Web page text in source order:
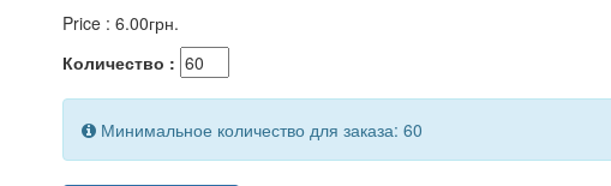
Price : 6.00грн.
Количество :
Минимальное количество для заказа: 60